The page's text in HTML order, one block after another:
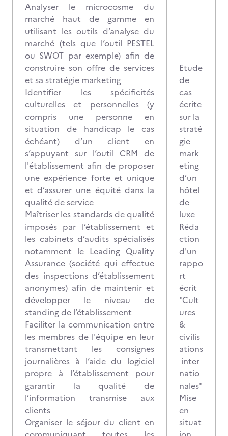
Analyser le microcosme du
marché haut de gamme en
utilisant les outils d’analyse du
marché (tels que l’outil PESTEL
ou SWOT par exemple) afin de
construire son offre de services
et sa stratégie marketing
Identifier les spécificités
culturelles et personnelles (y
compris une personne en
situation de handicap le cas
échéant) d’un client en
s’appuyant sur l’outil CRM de
l'établissement afin de proposer
une expérience forte et unique
et d’assurer une équité dans la
qualité de service
Maîtriser les standards de qualité
imposés par l’établissement et
les cabinets d’audits spécialisés
notamment le Leading Quality
Assurance (société qui effectue
des inspections d’établissement
anonymes) afin de maintenir et
développer le niveau de
standing de l’établissement
Faciliter la communication entre
les membres de l'équipe en leur
transmettant les consignes
journalières à l’aide du logiciel
propre à l’établissement pour
garantir la qualité de
l’information transmise aux
clients
Organiser le séjour du client en
Etude
de
cas
écrite
sur la
straté
gie
mark
eting
d’un
hôtel
de
luxe
Réda
ction
d'un
rappo
rt
écrit
"Cult
ures
&
civilis
ations
inter
natio
nales"
Mise
en
situat